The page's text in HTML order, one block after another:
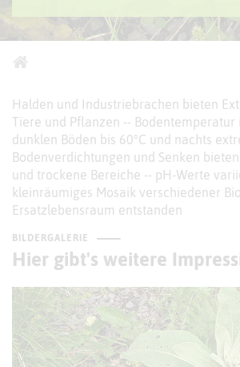
Halden und Industriebrachen bieten
Tiere und Pflanzen -- Bodentemperatur
dunklen Böden bis 60°C und nachts
Bodenverdichtungen und Senken
und trockene Bereiche -- pH-Werte
kleinräumiges Mosaik verschiedener
Ersatzlebensraum entstanden
BILDERGALERIE
Hier gibt's weitere